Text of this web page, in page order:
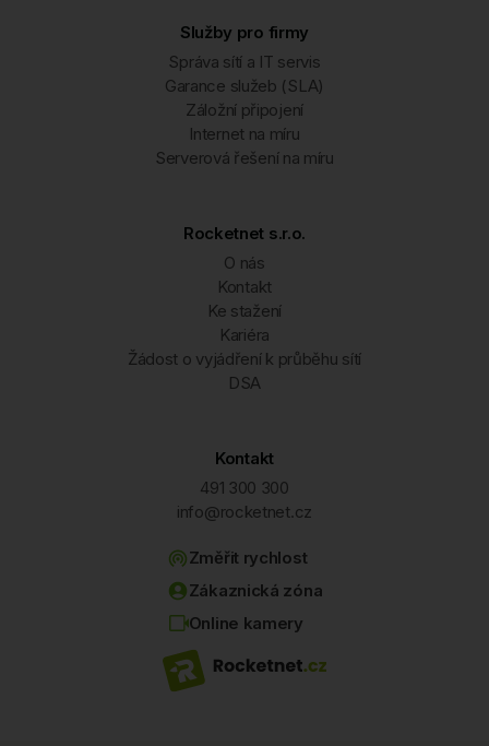
Skršice
Slatina nad Úpou
Slavoňov
Slavětín nad Metují
Stolín
Studnice
Suchovršice
Svinišťany
Světlá
U
Úpice
V
Val
Velká Jesenice
Velké Poříčí
Velké Svatoňovice
Služby pro firmy
Správa sítí a IT servis
Garance služeb (SLA)
Záložní připojení
Internet na míru
Serverová řešení na míru
Rocketnet s.r.o.
O nás
Kontakt
Ke stažení
Kariéra
Žádost o vyjádření k průběhu sítí
DSA
Kontakt
491 300 300
info@rocketnet.cz
Změřit rychlost
Zákaznická zóna
Online kamery